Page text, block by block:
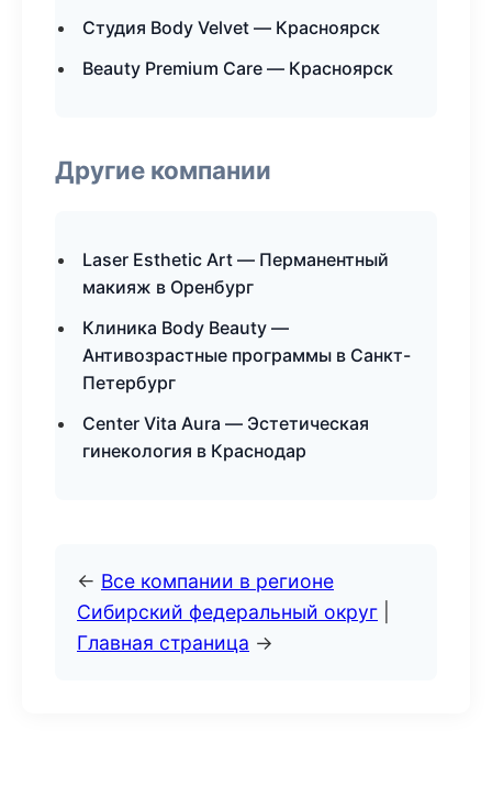
Студия Body Velvet — Красноярск
Beauty Premium Care — Красноярск
Другие компании
Laser Esthetic Art — Перманентный
макияж в Оренбург
Клиника Body Beauty —
Антивозрастные программы в Санкт-
Петербург
Center Vita Aura — Эстетическая
гинекология в Краснодар
← Все компании в регионе
Сибирский федеральный округ
Главная страница →